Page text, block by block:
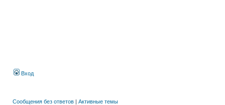
Вход
Сообщения без ответов | Активные темы